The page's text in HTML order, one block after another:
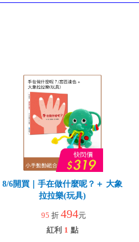
8/6開買｜手在做什麼呢？＋ 大象
拉拉樂(玩具)
95 折 494元
紅利 1 點